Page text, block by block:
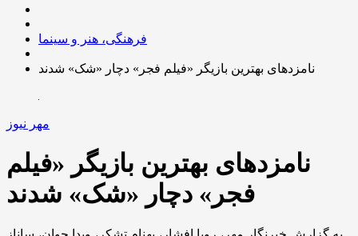
فرهنگی، هنر و سینما
نامزدهای بهترین بازیگر «فیلم فجر» دچار «شک» شدند
مهر نیوز
نامزدهای بهترین بازیگر «فیلم
فجر» دچار «شک» شدند